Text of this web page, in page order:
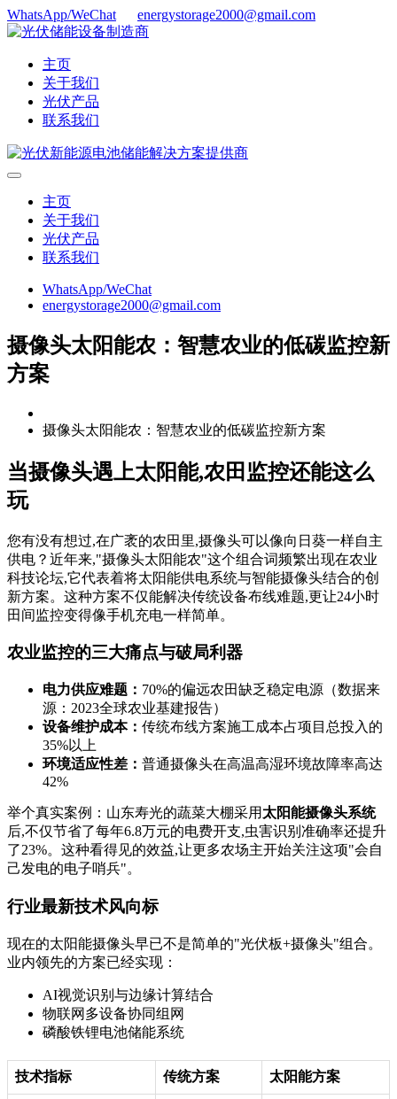
WhatsApp/WeChat energystorage2000@gmail.com
主页
关于我们
光伏产品
联系我们
主页
关于我们
光伏产品
联系我们
WhatsApp/WeChat
energystorage2000@gmail.com
摄像头太阳能农：智慧农业的低碳监控新
方案
摄像头太阳能农：智慧农业的低碳监控新方案
当摄像头遇上太阳能,农田监控还能这么
玩
您有没有想过,在广袤的农田里,摄像头可以像向日葵一样自主
供电？近年来,"摄像头太阳能农"这个组合词频繁出现在农业
科技论坛,它代表着将太阳能供电系统与智能摄像头结合的创
新方案。这种方案不仅能解决传统设备布线难题,更让24小时
田间监控变得像手机充电一样简单。
农业监控的三大痛点与破局利器
电力供应难题： 70%的偏远农田缺乏稳定电源（数据来
源：2023全球农业基建报告）
设备维护成本： 传统布线方案施工成本占项目总投入的
35%以上
环境适应性差： 普通摄像头在高温高湿环境故障率高达
42%
举个真实案例：山东寿光的蔬菜大棚采用 太阳能摄像头系统
后,不仅节省了每年6.8万元的电费开支,虫害识别准确率还提升
了23%。这种看得见的效益,让更多农场主开始关注这项"会自
己发电的电子哨兵"。
行业最新技术风向标
现在的太阳能摄像头早已不是简单的"光伏板+摄像头"组合。
业内领先的方案已经实现：
AI视觉识别与边缘计算结合
物联网多设备协同组网
磷酸铁锂电池储能系统
技术指标 传统方案 太阳能方案